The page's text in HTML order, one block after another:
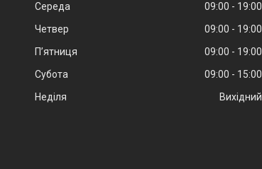
Середа
09:00
19:00
Четвер
09:00
19:00
Пʼятниця
09:00
19:00
Субота
09:00
15:00
Неділя
Вихідний